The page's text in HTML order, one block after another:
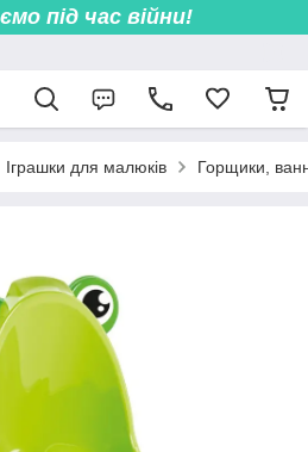
під час війни!
Іграшки для малюків Горщики,